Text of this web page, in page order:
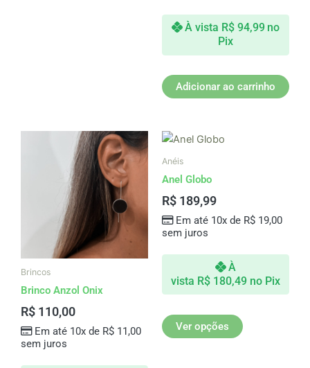
À vista R$94,99 no
Pix
Adicionar ao carrinho
Brincos
Brinco Anzol Onix
R$ 110,00
Em até 10x de R$11,00
sem juros
Anéis
Anel Globo
R$ 189,99
Em até 10x de R$19,00
sem juros
À
vista R$ 180,49 no Pix
Ver opções
As
podem
escolhidas
página